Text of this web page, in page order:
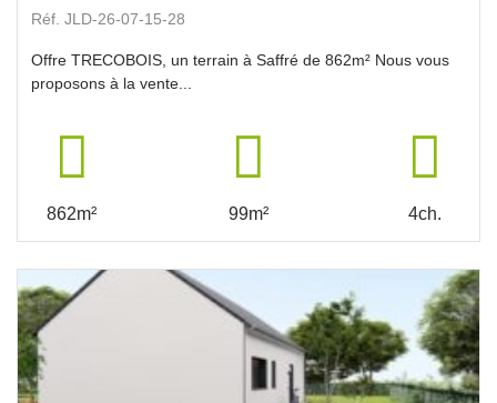
Réf. JLD-26-07-15-28
Offre TRECOBOIS, un terrain à Saffré de 862m² Nous vous
proposons à la vente...
862m² 99m² 4ch.